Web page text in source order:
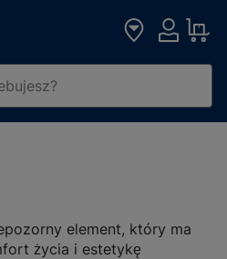
element, który ma
życia i estetykę